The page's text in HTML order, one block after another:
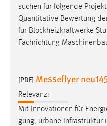
suchen für folgende
Quantitative Bewertung
für Blockheizkraftwerke
Fachrichtung
[PDF] Messeflyer
Relevanz:
Mit Innovationen für
gung, urbane